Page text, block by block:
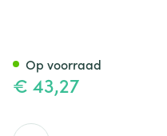
€ 43,27
Aantal
Op voorraad